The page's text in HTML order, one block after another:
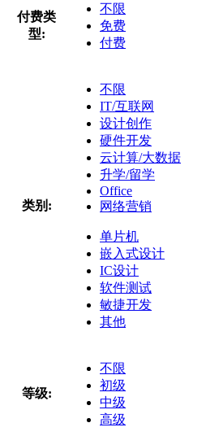
付费类
型:
不限
免费
付费
类别:
不限
IT/互联网
设计创作
硬件开发
云计算/大数据
升学/留学
Office
网络营销
单片机
嵌入式设计
IC设计
软件测试
敏捷开发
其他
等级:
不限
初级
中级
高级